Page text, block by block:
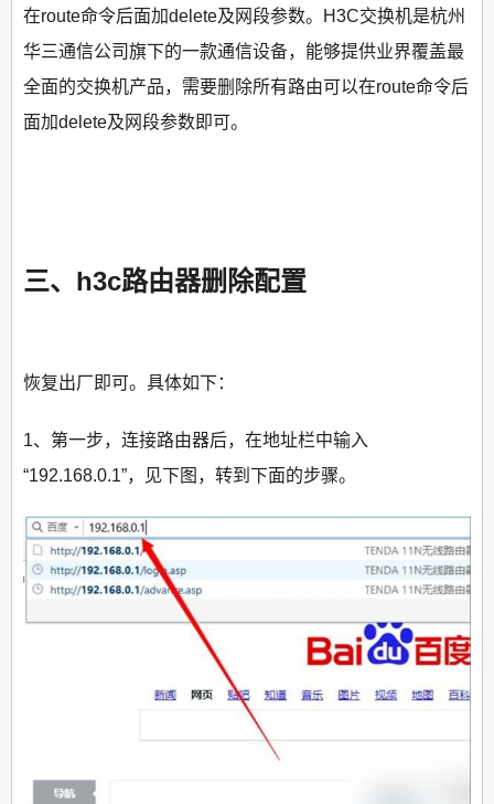
在route命令后面加delete及网段参数。H3C交换机是杭州
华三通信公司旗下的一款通信设备，能够提供业界覆盖最
全面的交换机产品，需要删除所有路由可以在route命令后
面加delete及网段参数即可。
三、h3c路由器删除配置
恢复出厂即可。具体如下：
1、第一步，连接路由器后，在地址栏中输入
“192.168.0.1”，见下图，转到下面的步骤。